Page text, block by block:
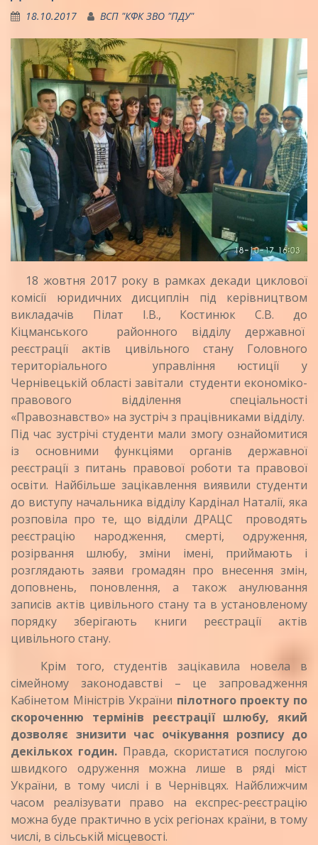
18.10.2017 ВСП "КФК ЗВО "ПДУ"
18 жовтня 2017 року в рамках декади циклової
комісії юридичних дисциплін під керівництвом
викладачів Пілат І.В., Костинюк С.В. до
Кіцманського районного відділу державної
реєстрації актів цивільного стану Головного
територіального управління юстиції у
Чернівецькій області завітали студенти економіко-
правового відділення спеціальності
«Правознавство» на зустріч з працівниками відділу.
Під час зустрічі студенти мали змогу ознайомитися
із основними функціями органів державної
реєстрації з питань правової роботи та правової
освіти. Найбільше зацікавлення виявили студенти
до виступу начальника відділу Кардінал Наталії, яка
розповіла про те, що відділи ДРАЦС проводять
реєстрацію народження, смерті, одруження,
розірвання шлюбу, зміни імені, приймають і
розглядають заяви громадян про внесення змін,
доповнень, поновлення, а також анулювання
записів актів цивільного стану та в установленому
порядку зберігають книги реєстрації актів
цивільного стану.
Крім того, студентів зацікавила новела в
сімейному законодавстві – це запровадження
Кабінетом Міністрів України пілотного проекту по
скороченню термінів реєстрації шлюбу, який
дозволяє знизити час очікування розпису до
декількох годин. Правда, скористатися послугою
швидкого одруження можна лише в ряді міст
України, в тому числі і в Чернівцях. Найближчим
часом реалізувати право на експрес-реєстрацію
можна буде практично в усіх регіонах країни, в тому
числі, в сільській місцевості.